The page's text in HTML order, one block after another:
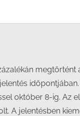
október 8-ig.
A jelentésben